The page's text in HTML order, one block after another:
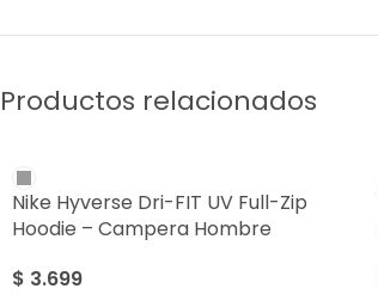
Productos relacionados
Nike Hyverse Dri-FIT UV Full-Zip
Hoodie – Campera Hombre
$ 3.699